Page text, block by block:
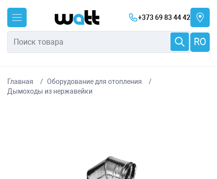
+373 69 83 44 42
RO
Главная
Оборудование для отопления
Дымоходы из нержавейки